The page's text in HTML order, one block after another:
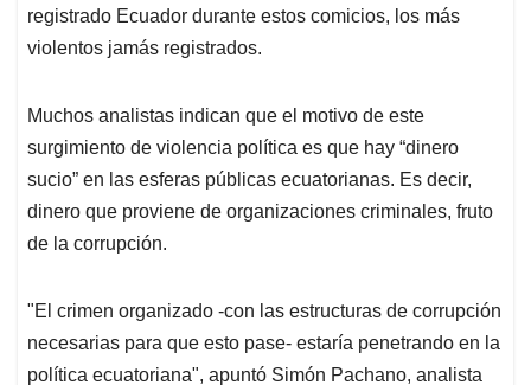
registrado Ecuador durante estos comicios, los más
violentos jamás registrados.
Muchos analistas indican que el motivo de este
surgimiento de violencia política es que hay “dinero
sucio” en las esferas públicas ecuatorianas. Es decir,
dinero que proviene de organizaciones criminales, fruto
de la corrupción.
"El crimen organizado -con las estructuras de corrupción
necesarias para que esto pase- estaría penetrando en la
política ecuatoriana", apuntó Simón Pachano, analista